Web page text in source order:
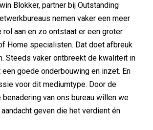
Blokker, partner bij Outstanding
nemen vaker een meer
aan en zo ontstaat er een groter
Home specialisten. Dat doet afbreuk
Steeds vaker ontbreekt de kwaliteit in
goede onderbouwing en inzet. En
voor dit mediumtype. Door de
van ons bureau willen we
geven die het verdient én